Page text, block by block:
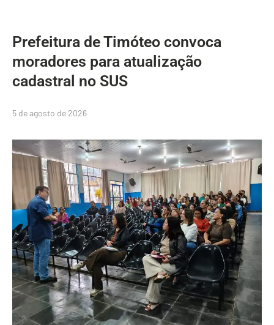
Prefeitura de Timóteo convoca
moradores para atualização
cadastral no SUS
5 de agosto de 2026